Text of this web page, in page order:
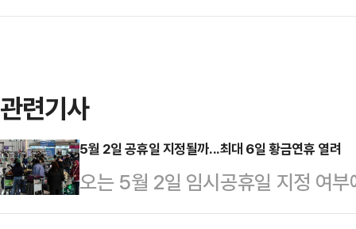
관련기사
5월 2일 공휴일 지정될까...최대 6일 황금연휴 열려
오는 5월 2일 임시공휴일 지정 여
5일 어린이날이 부처님오신날과